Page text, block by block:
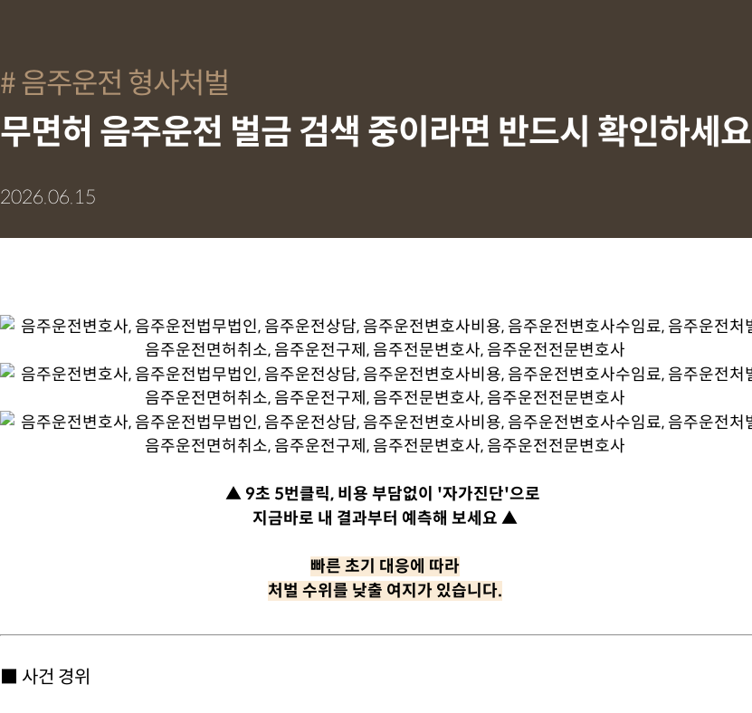
음주운전 형사처벌
무면허 음주운전 벌금 검색 중이라면 반드시 확인하세요
2026.06.15
▲ 9초 5번클릭, 비용 부담없이 '자가진단'으로
지금바로 내 결과부터 예측해 보세요 ▲
빠른 초기 대응에 따라
처벌 수위를 낮출 여지가 있습니다.
■ 사건 경위